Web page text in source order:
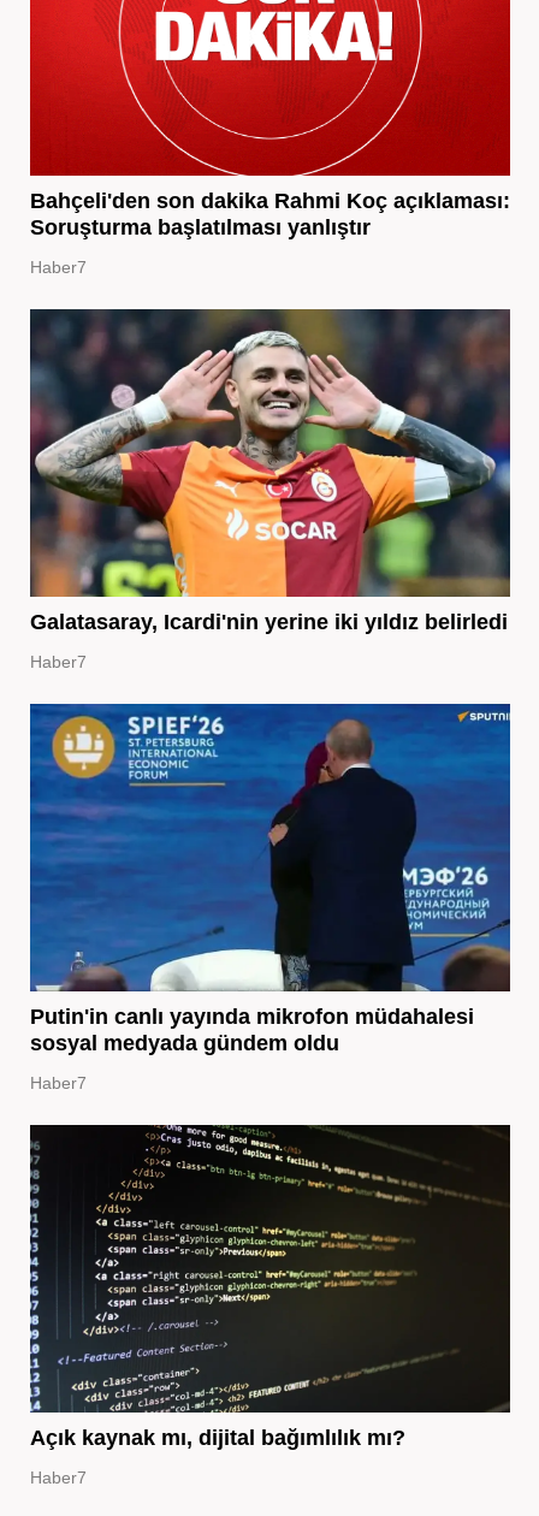
Bahçeli'den son dakika Rahmi Koç açıklaması:
Soruşturma başlatılması yanlıştır
Haber7
Galatasaray, Icardi'nin yerine iki yıldız belirledi
Haber7
Putin'in canlı yayında mikrofon müdahalesi
sosyal medyada gündem oldu
Haber7
Açık kaynak mı, dijital bağımlılık mı?
Haber7